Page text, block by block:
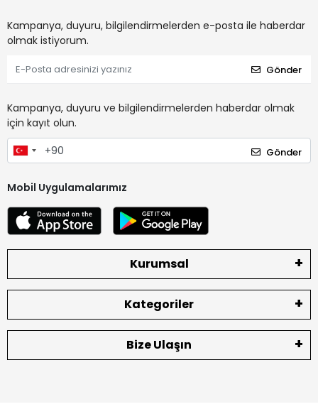
Kampanya, duyuru, bilgilendirmelerden e-posta ile haberdar
olmak istiyorum.
Gönder
Kampanya, duyuru ve bilgilendirmelerden haberdar olmak
için kayıt olun.
Gönder
Mobil Uygulamalarımız
Kurumsal
Kategoriler
Bize Ulaşın